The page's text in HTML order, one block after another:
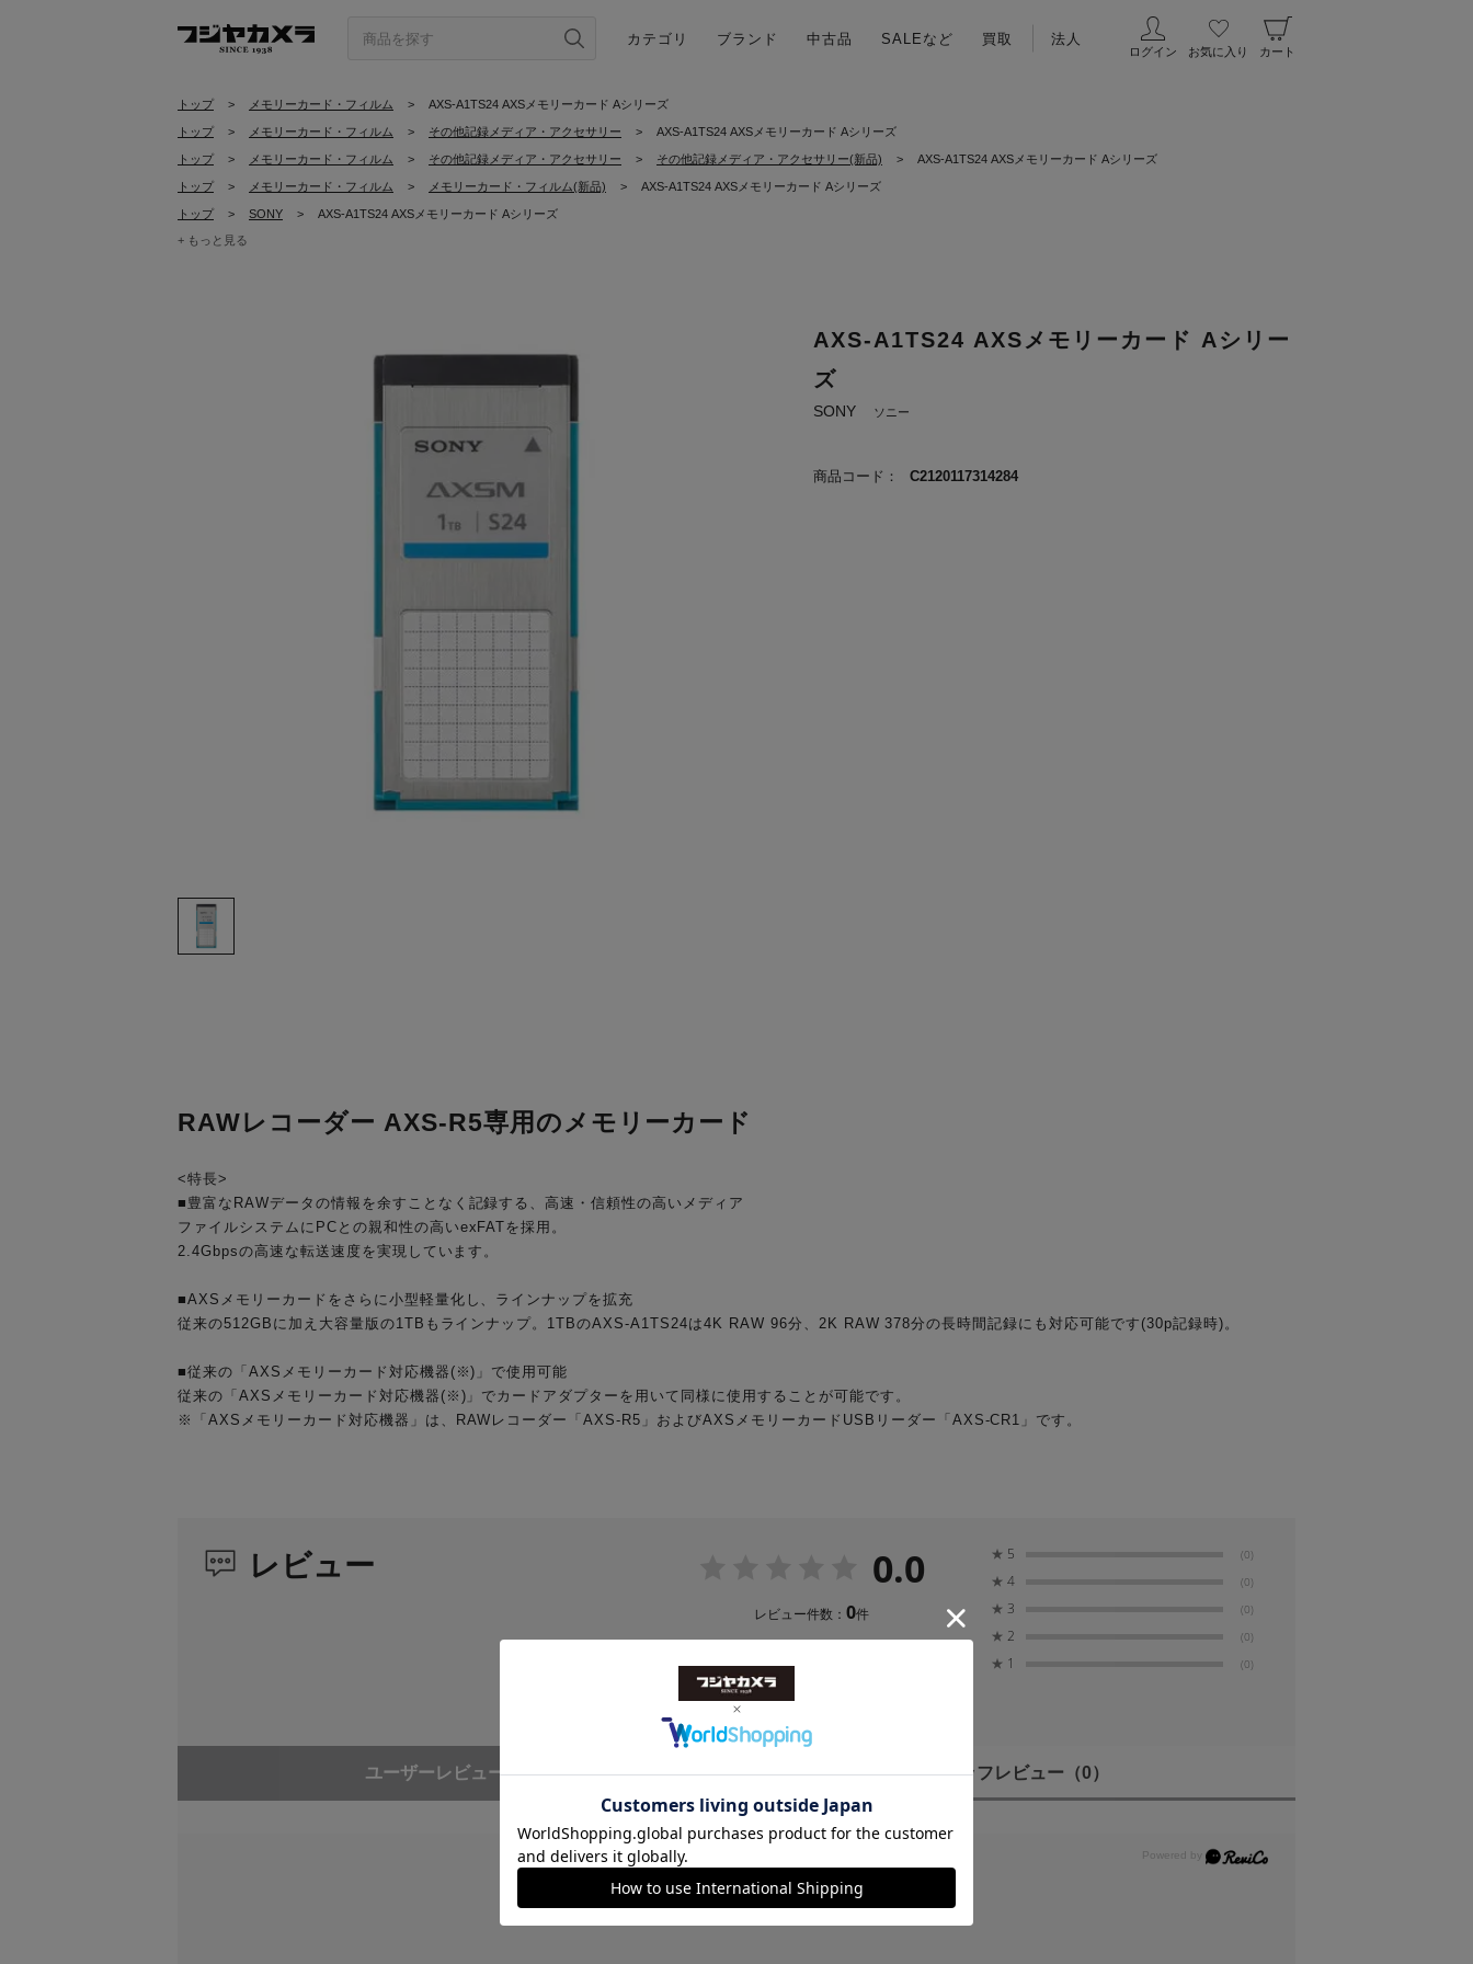
カテゴリ ブランド 中古品 SALEなど 買取 法人
ログイン お気に入り カート
トップ > メモリーカード・フィルム > AXS-A1TS24 AXSメモリーカード Aシリーズ
トップ > メモリーカード・フィルム > その他記録メディア・アクセサリー > AXS-A1TS24 AXSメモリーカード Aシリーズ
トップ > メモリーカード・フィルム > その他記録メディア・アクセサリー > その他記録メディア・アクセサリー(新品) > AXS-A1TS24 AXSメモリーカード Aシリーズ
トップ > メモリーカード・フィルム > メモリーカード・フィルム(新品) > AXS-A1TS24 AXSメモリーカード Aシリーズ
トップ > SONY >
AXS-A1TS24 AXSメモリーカード Aシリーズ
+ もっと見る
AXS-A1TS24 AXSメモリーカード Aシリー
ズ
SONY ソニー
商品コード： C2120117314284
RAWレコーダー AXS-R5専用のメモリーカード
<特長>
■豊富なRAWデータの情報を余すことなく記録する、高速・信頼性の高いメディア
ファイルシステムにPCとの親和性の高いexFATを採用。
2.4Gbpsの高速な転送速度を実現しています。
■AXSメモリーカードをさらに小型軽量化し、ラインナップを拡充
従来の512GBに加え大容量版の1TBもラインナップ。1TBのAXS-A1TS24は4K RAW 96分、2K RAW 378分の長時間記録にも対応可能です(30p記録時)。
■従来の「AXSメモリーカード対応機器(※)」で使用可能
従来の「AXSメモリーカード対応機器(※)」でカードアダプターを用いて同様に使用することが可能です。
※「AXSメモリーカード対応機器」は、RAWレコーダー「AXS-R5」およびAXSメモリーカードUSBリーダー「AXS-CR1」です。
レビュー 0.0
レビュー件数： 0件
★ 5 (0)
★ 4 (0)
★ 3 (0)
★ 2 (0)
★ 1 (0)
ユーザーレビュー（0） スタッフレビュー （0）